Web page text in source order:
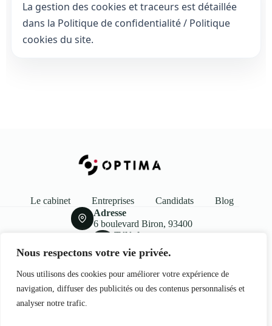
Nous respectons votre vie privée.
Nous utilisons des cookies pour améliorer votre expérience de
navigation, diffuser des publicités ou des contenus personnalisés et
analyser notre trafic.
La gestion des cookies et traceurs est détaillée
dans la Politique de confidentialité / Politique
cookies du site.
Le cabinet Entreprises Candidats
Blog
Adresse
6 boulevard Biron, 93400
Téléphone
06 77 61 84 58
Email
contact@optima-industrie.com